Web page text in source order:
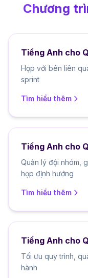
Chương
Tiếng Anh cho
Họp với bên liên
sprint
Tìm hiểu thêm
Tiếng Anh cho
Quản lý đội nhóm,
họp định hướng
Tìm hiểu thêm
Tiếng Anh cho
Tối ưu quy trình,
hành